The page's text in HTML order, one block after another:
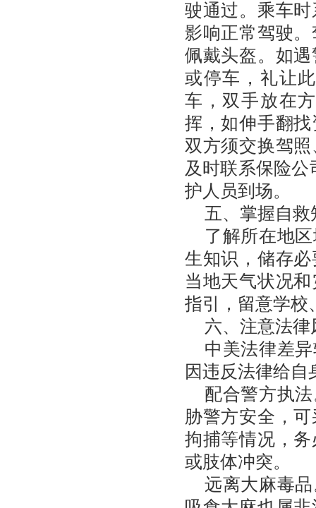
驶通过。乘车
影响正常驾驶
佩戴头盔。如
或停车，礼让
车，双手放在
挥，如伸手翻
双方须交换驾
及时联系保险
护人员到场。
五、掌握自救
了解所在地
生知识，储存
当地天气状况
指引，留意学校
六、注意法律
中美法律差
因违反法律给
配合警方执
胁警方安全，
拘捕等情况，
或肢体冲突。
远离大麻毒